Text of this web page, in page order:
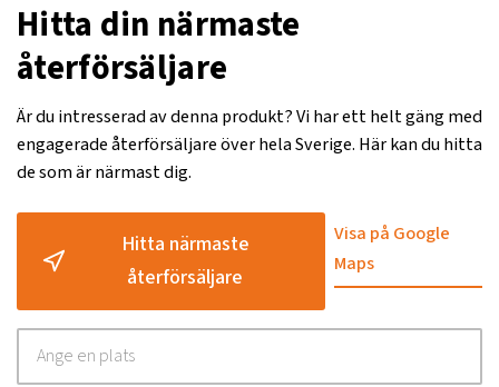
Hitta din närmaste
återförsäljare
Är du intresserad av denna produkt? Vi har ett helt gäng med
engagerade återförsäljare över hela Sverige. Här kan du hitta
de som är närmast dig.
Hitta närmaste
återförsäljare
Visa på Google
Maps